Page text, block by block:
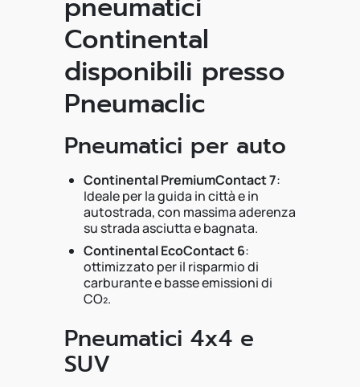
Continental
disponibili presso
Pneumaclic
Pneumatici per auto
Continental PremiumContact 7:
Ideale per la guida in città e in
autostrada, con massima aderenza
su strada asciutta e bagnata.
Continental EcoContact 6:
ottimizzato per il risparmio di
carburante e basse emissioni di
CO₂.
Pneumatici 4x4 e
SUV